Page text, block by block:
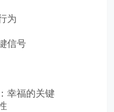
为
信号
幸福的关键